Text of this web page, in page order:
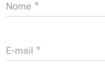
Nome
E-mail